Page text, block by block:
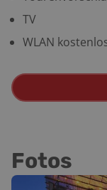
TV
WLAN
Fotos